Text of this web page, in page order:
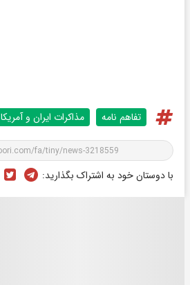
تفاهم نامه مذاکرات ایران و آمریکا
با دوستان خود به اشتراک بگذارید: